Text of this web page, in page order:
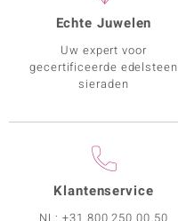
Echte Juwelen
Uw expert voor
gecertificeerde edelsteen
sieraden
Klantenservice